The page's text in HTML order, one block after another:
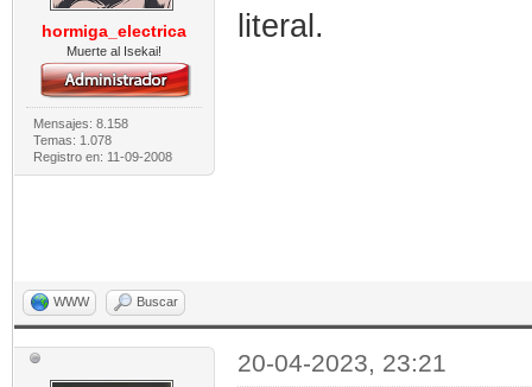
hormiga_electrica
Muerte al Isekai!
Mensajes: 8.158
Temas: 1.078
Registro en: 11-09-2008
literal.
WWW Buscar
20-04-2023, 23:21